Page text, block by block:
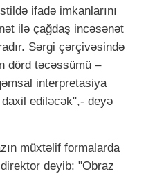
ifadə imkanlarını
ilə çağdaş incəsənət
Sərgi çərçivəsində
dörd təcəssümü –
interpretasiya
ediləcək",- deyə
müxtəlif formalarda
deyib: "Obraz